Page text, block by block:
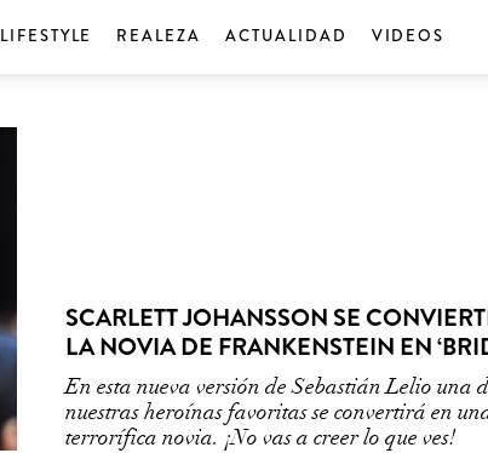
LIFESTYLE REALEZA ACTUALIDAD VIDEOS
SCARLETT JOHANSSON SE
LA NOVIA DE FRANKENSTEIN EN
En esta nueva versión de Sebastián Lelio una
nuestras heroínas favoritas se convertirá en
terrorífica novia. ¡No vas a creer lo que ves!